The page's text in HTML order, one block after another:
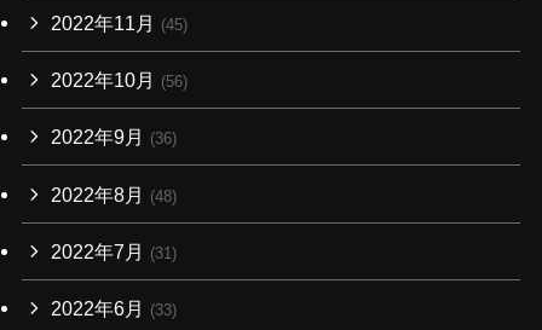
2022年11月 (45)
2022年10月 (56)
2022年9月 (36)
2022年8月 (48)
2022年7月 (31)
2022年6月 (33)